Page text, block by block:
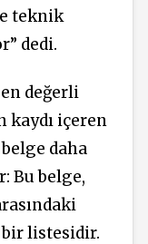
teknik
dedi.
değerli
kaydı içeren
daha
Bu belge,
bir listesidir.